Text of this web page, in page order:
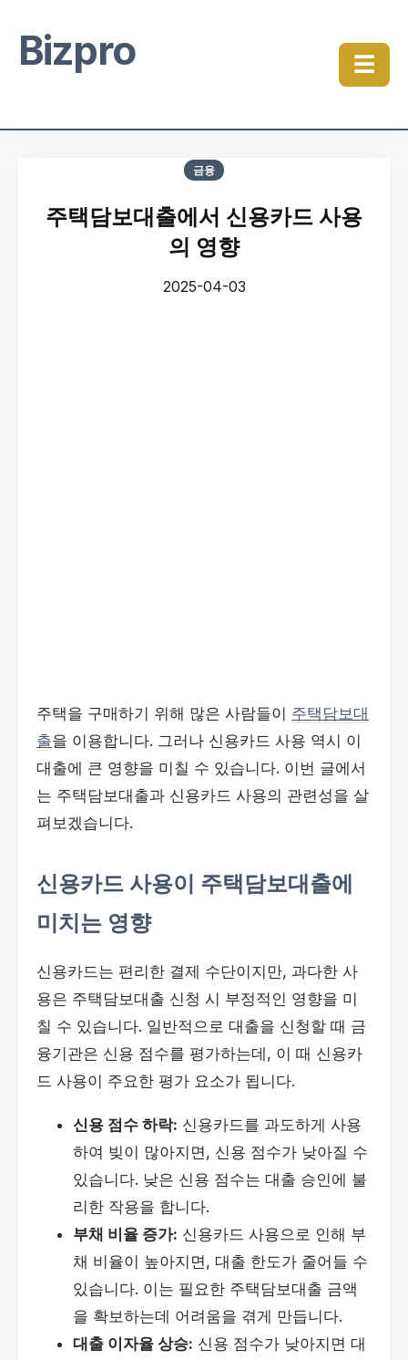
Bizpro ☰
금융
주택담보대출에서 신용카드 사용
의 영향
2025-04-03
주택을 구매하기 위해 많은 사람들이 주택담보대
출을 이용합니다. 그러나 신용카드 사용 역시 이
대출에 큰 영향을 미칠 수 있습니다. 이번 글에서
는 주택담보대출과 신용카드 사용의 관련성을 살
펴보겠습니다.
신용카드 사용이 주택담보대출에
미치는 영향
신용카드는 편리한 결제 수단이지만, 과다한 사
용은 주택담보대출 신청 시 부정적인 영향을 미
칠 수 있습니다. 일반적으로 대출을 신청할 때 금
융기관은 신용 점수를 평가하는데, 이 때 신용카
드 사용이 주요한 평가 요소가 됩니다.
신용 점수 하락: 신용카드를 과도하게 사용
하여 빚이 많아지면, 신용 점수가 낮아질 수
있습니다. 낮은 신용 점수는 대출 승인에 불
리한 작용을 합니다.
부채 비율 증가: 신용카드 사용으로 인해 부
채 비율이 높아지면, 대출 한도가 줄어들 수
있습니다. 이는 필요한 주택담보대출 금액
을 확보하는데 어려움을 겪게 만듭니다.
대출 이자율 상승: 신용 점수가 낮아지면 대